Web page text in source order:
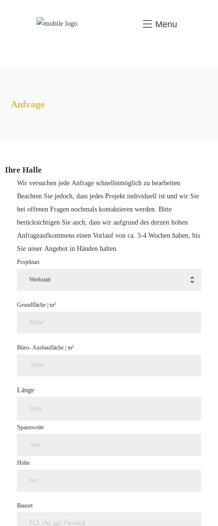
Menu
Anfrage
Ihre Halle
Wir versuchen jede Anfrage schnellstmöglich zu bearbeiten.
Beachten Sie jedoch, dass jedes Projekt individuell ist und wir Sie
bei offenen Fragen nochmals kontaktieren werden. Bitte
berücksichtigen Sie auch, dass wir aufgrund des derzeit hohen
Anfrageaufkommens einen Vorlauf von ca. 3-4 Wochen haben, bis
Sie unser Angebot in Händen halten.
Projektart
Grundfläche | m²
Büro- Ausbaufläche | m²
Länge
Spannweite
Höhe
Bauort